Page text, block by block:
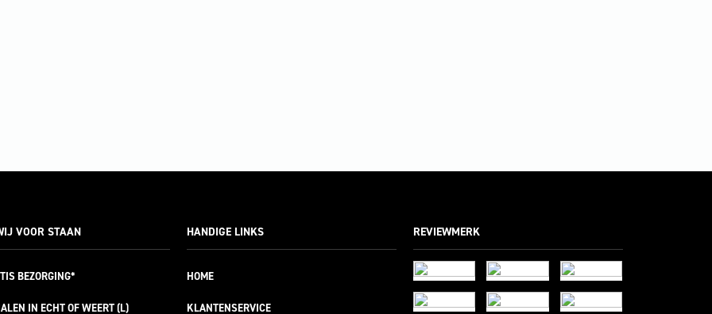
VOOR STAAN
BEZORGING*
IN ECHT OF WEERT (L)
HANDIGE LINKS
HOME
KLANTENSERVICE
REVIEWMERK